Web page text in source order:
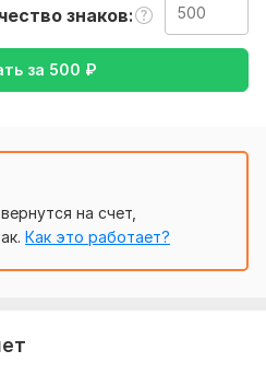
Образование и наука, Отдых и
знаков
за 500 ₽
на счет,
Как это работает?